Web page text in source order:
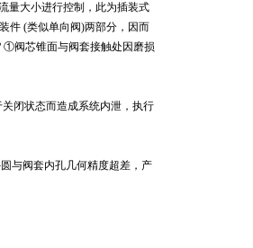
量大小进行控制，此为插装式
件 (类似单向阀)两部分，因而
①阀芯锥面与阀套接触处因磨损
闭状态而造成系统内泄，执行
与阀套内孔几何精度超差，产